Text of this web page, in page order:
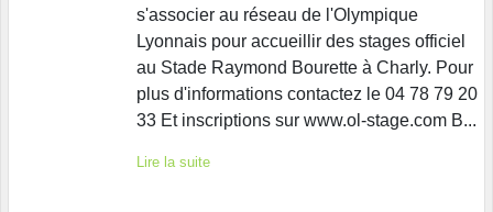
s'associer au réseau de l'Olympique
Lyonnais pour accueillir des stages officiel
au Stade Raymond Bourette à Charly. Pour
plus d'informations contactez le 04 78 79 20
33 Et inscriptions sur www.ol-stage.com B...
Lire la suite